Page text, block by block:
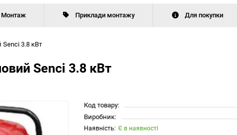
Монтаж Приклади монтажу Для покупки
Senci 3.8 кВт
Senci 3.8 кВт
Код товару:
Виробник:
Є в наявності